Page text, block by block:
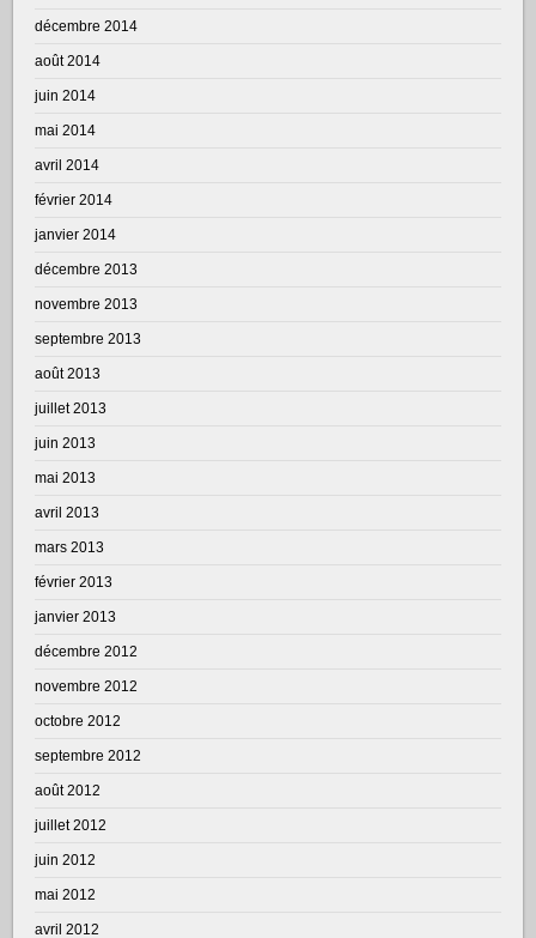
décembre 2014
août 2014
juin 2014
mai 2014
avril 2014
février 2014
janvier 2014
décembre 2013
novembre 2013
septembre 2013
août 2013
juillet 2013
juin 2013
mai 2013
avril 2013
mars 2013
février 2013
janvier 2013
décembre 2012
novembre 2012
octobre 2012
septembre 2012
août 2012
juillet 2012
juin 2012
mai 2012
avril 2012